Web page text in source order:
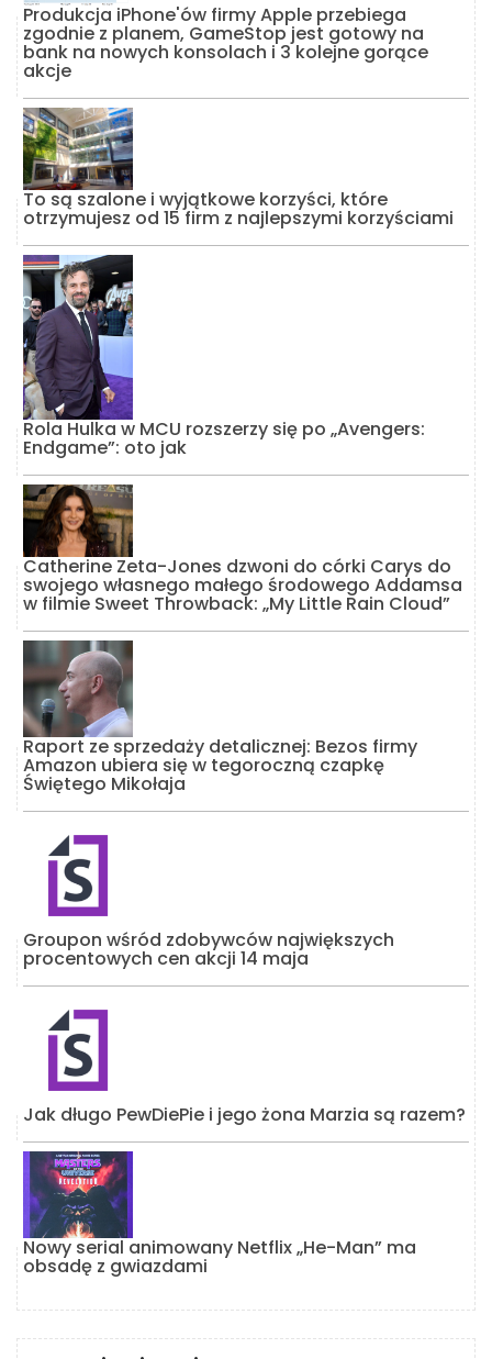
Produkcja iPhone'ów firmy Apple przebiega
zgodnie z planem, GameStop jest gotowy na
bank na nowych konsolach i 3 kolejne gorące
akcje
To są szalone i wyjątkowe korzyści, które
otrzymujesz od 15 firm z najlepszymi korzyściami
Rola Hulka w MCU rozszerzy się po „Avengers:
Endgame”: oto jak
Catherine Zeta-Jones dzwoni do córki Carys do
swojego własnego małego środowego Addamsa
w filmie Sweet Throwback: „My Little Rain Cloud”
Raport ze sprzedaży detalicznej: Bezos firmy
Amazon ubiera się w tegoroczną czapkę
Świętego Mikołaja
Groupon wśród zdobywców największych
procentowych cen akcji 14 maja
Jak długo PewDiePie i jego żona Marzia są razem?
Nowy serial animowany Netflix „He-Man” ma
obsadę z gwiazdami